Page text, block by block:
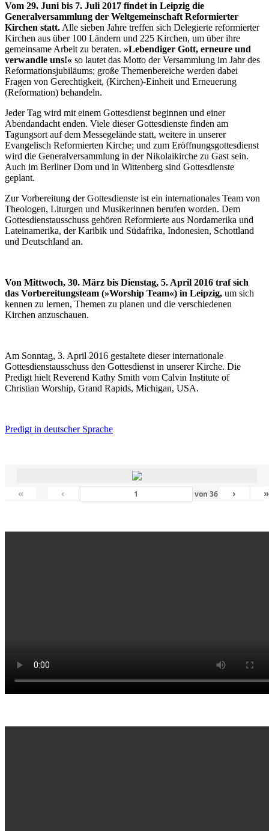
Vom 29. Juni bis 7. Juli 2017 findet in Leipzig die
Generalversammlung der Weltgemeinschaft Reformierter
Kirchen statt.Alle sieben Jahre treffen sich Delegierte reformierter
Kirchen aus über 100 Ländern und 225 Kirchen, um über ihre
gemeinsame Arbeit zu beraten. »Lebendiger Gott, erneure und
verwandle uns!« so lautet das Motto der Versammlung im Jahr des
Reformationsjubiläums; große Themenbereiche werden dabei
Fragen von Gerechtigkeit, (Kirchen)-Einheit und Erneuerung
(Reformation) behandeln.
Jeder Tag wird mit einem Gottesdienst beginnen und einer
Abendandacht enden. Viele dieser Gottesdienste finden am
Tagungsort auf dem Messegelände statt, weitere in unserer
Evangelisch Reformierten Kirche; und zum Eröffnungsgottesdienst
wird die Generalversammlung in der Nikolaikirche zu Gast sein.
Auch im Berliner Dom und in Wittenberg sind Gottesdienste
geplant.
Zur Vorbereitung der Gottesdienste ist ein internationales Team von
Theologen, Liturgen und Musikerinnen berufen worden. Dem
Gottesdienstausschuss gehören Reformierte aus Nordamerika und
Lateinamerika, der Karibik und Südafrika, Indonesien, Schottland
und Deutschland an.
Von Mittwoch, 30. März bis Dienstag, 5. April 2016 traf sich
das Vorbereitungsteam (»Worship Team«) in Leipzig, um sich
kennen zu lernen, Themen zu planen und die verschiedenen
Kirchen anzuschauen.
Am Sonntag, 3. April 2016 gestaltete dieser internationale
Gottesdienstausschuss den Gottesdienst in unserer Kirche. Die
Predigt hielt Reverend Kathy Smith vom Calvin Institute of
Christian Worship, Grand Rapids, Michigan, USA.
Predigt in deutscher Sprache
« ‹ von 36 › »